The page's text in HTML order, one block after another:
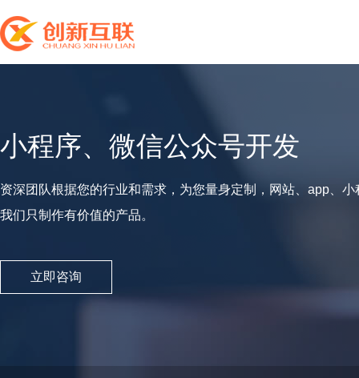
小程序、微信公众号开发
资深团队根据您的行业和需求，为您量身定制，网站、app、
我们只制作有价值的产品。
立即咨询